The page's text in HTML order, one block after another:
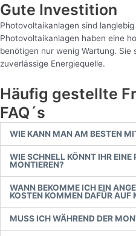
Gute Investition
Photovoltaikanlagen sind
Photovoltaikanlagen haben eine
benötigen nur wenig Wartung. Sie
zuverlässige Energiequelle.
Häufig gestellte
FAQ´s
WIE KANN MAN AM BESTEN
WIE SCHNELL KÖNNT IHR
MONTIEREN?
WANN BEKOMME ICH EIN
KOSTEN KOMMEN DAFÜR AUF
MUSS ICH WÄHREND DER